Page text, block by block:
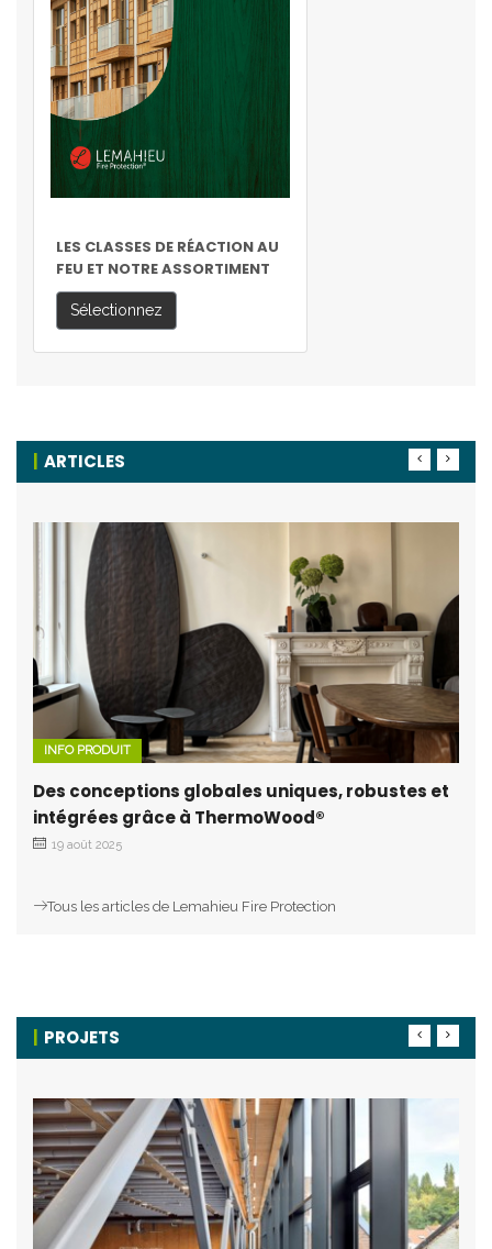
LES CLASSES DE RÉACTION AU
FEU ET NOTRE ASSORTIMENT
Sélectionnez
ARTICLES
INFO PRODUIT
Des conceptions globales uniques, robustes et
intégrées grâce à ThermoWood®
19 août 2025
Tous les articles de Lemahieu Fire Protection
PROJETS